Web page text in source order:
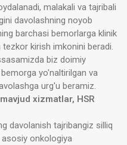
malakali va tajribali
davolashning noyob
barchasi bemorlarga klinik
kirish imkonini beradi.
biz doimiy
yo'naltirilgan va
urg'u beramiz.
xizmatlar, HSR
davolanish tajribangiz silliq
onkologiya